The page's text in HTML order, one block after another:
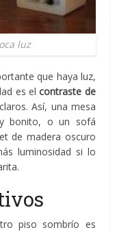
luz
que haya luz,
es elcontraste de
Así, una mesa
bonito, o un sofá
de madera oscuro
luminosidad si lo
piso sombrío es